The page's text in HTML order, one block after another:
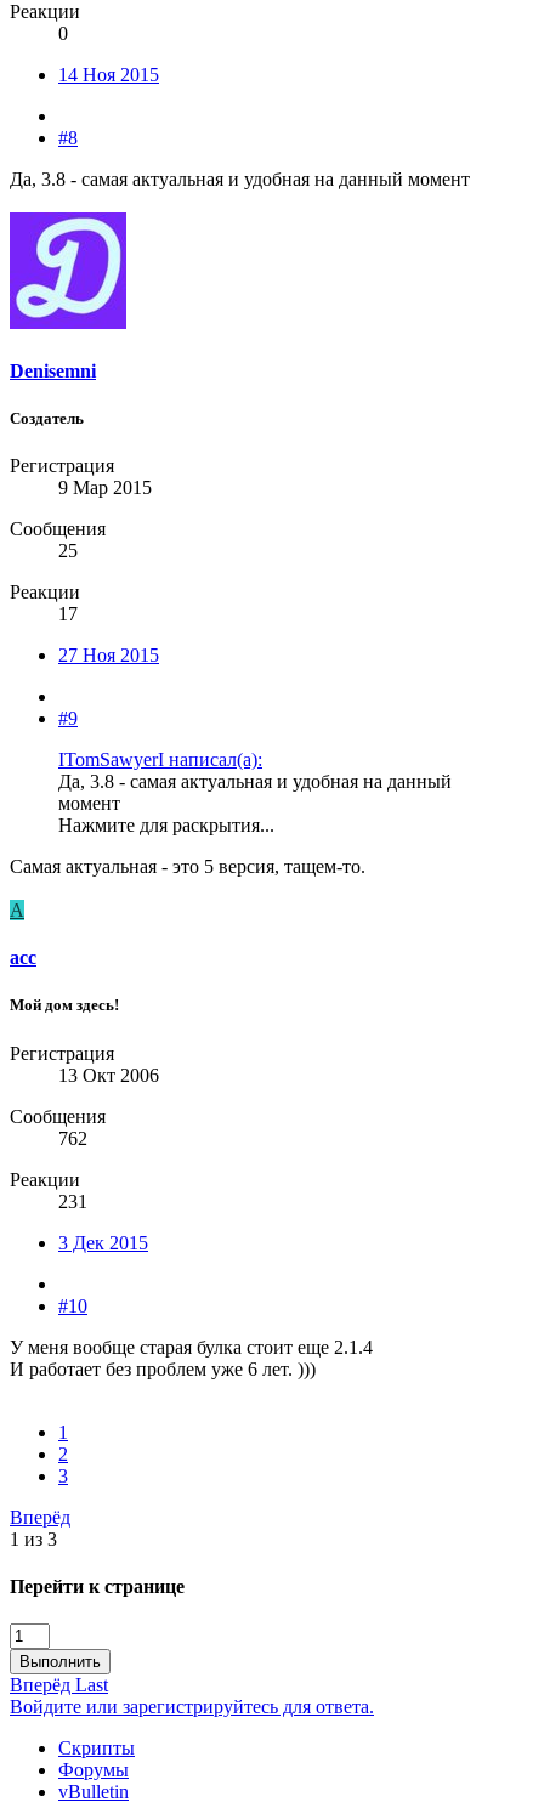
Реакции
0
14 Ноя 2015
#8
Да, 3.8 - самая актуальная и удобная на данный момент
Denisemni
Создатель
Регистрация
9 Мар 2015
Сообщения
25
Реакции
17
27 Ноя 2015
#9
ITomSawyerI написал(а):
Да, 3.8 - самая актуальная и удобная на данный
момент
Нажмите для раскрытия...
Самая актуальная - это 5 версия, тащем-то.
А
асс
Мой дом здесь!
Регистрация
13 Окт 2006
Сообщения
762
Реакции
231
3 Дек 2015
#10
У меня вообще старая булка стоит еще 2.1.4
И работает без проблем уже 6 лет. )))
1
2
3
Вперёд
1 из 3
Перейти к странице
Выполнить
Вперёд Last
Войдите или зарегистрируйтесь для ответа.
Скрипты
Форумы
vBulletin